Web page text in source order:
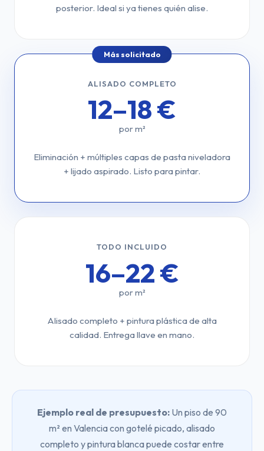
posterior. Ideal si ya tienes quién alise.
Más solicitado
ALISADO COMPLETO
12–18 €
por m²
Eliminación + múltiples capas de pasta niveladora
+ lijado aspirado. Listo para pintar.
TODO INCLUIDO
16–22 €
por m²
Alisado completo + pintura plástica de alta
calidad. Entrega llave en mano.
Ejemplo real de presupuesto: Un piso de 90
m² en Valencia con gotelé picado, alisado
completo y pintura blanca puede costar entre